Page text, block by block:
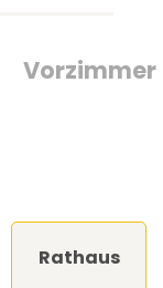
Vorzimmer
Rathaus